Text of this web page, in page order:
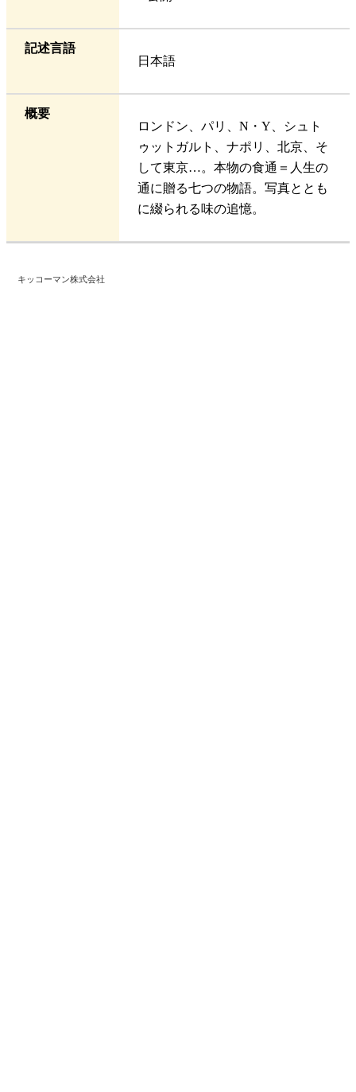
記述言語
日本語
概要
ロンドン、パリ、N・Y、シュト
ゥットガルト、ナポリ、北京、そ
して東京…。本物の食通＝人生の
通に贈る七つの物語。写真ととも
に綴られる味の追憶。
キッコーマン株式会社